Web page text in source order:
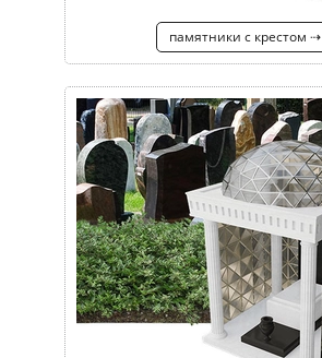
памятники с крестом ⇢